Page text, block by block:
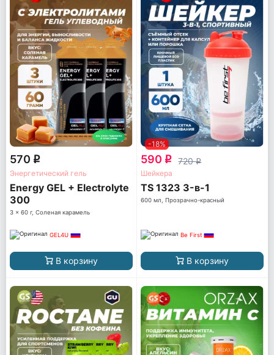
570 q
Энергетический гель
Energy GEL + Electrolyte
300
3 x 60 г, Соленая карамель
GEL4U
В корзину
-18%
590 q 720q
Шейкера
TS 1323 3-в-1
600 мл, Прозрачно-красный
Be First
В корзину